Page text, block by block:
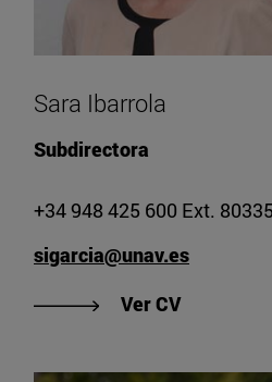
Sara Ibarrola
Subdirectora
+34 948 425 600 Ext.
sigarcia@unav.es
Ver CV"Ver CV